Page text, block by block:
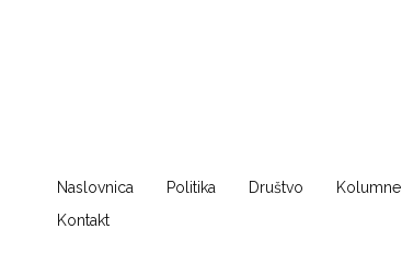
Naslovnica Politika Društvo Kolumne
Kontakt